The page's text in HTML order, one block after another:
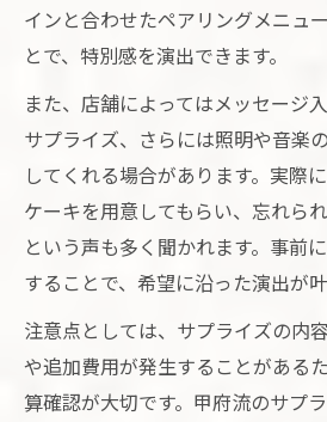
インと合わせたペアリングメニュ
とで、特別感を演出できます。
また、店舗によってはメッセージ
サプライズ、さらには照明や音楽
してくれる場合があります。実際
ケーキを用意してもらい、忘れら
という声も多く聞かれます。事前
することで、希望に沿った演出が
注意点としては、サプライズの内
や追加費用が発生することがある
算確認が大切です。甲府流のサプ